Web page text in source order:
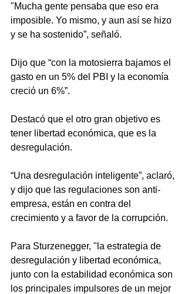
"Mucha gente pensaba que eso era
imposible. Yo mismo, y aun así se hizo
y se ha sostenido”, señaló.
Dijo que “con la motosierra bajamos el
gasto en un 5% del PBI y la economía
creció un 6%”.
Destacó que el otro gran objetivo es
tener libertad económica, que es la
desregulación.
“Una desregulación inteligente”, aclaró,
y dijo que las regulaciones son anti-
empresa, están en contra del
crecimiento y a favor de la corrupción.
Para Sturzenegger, "la estrategia de
desregulación y libertad económica,
junto con la estabilidad económica son
los principales impulsores de un mejor